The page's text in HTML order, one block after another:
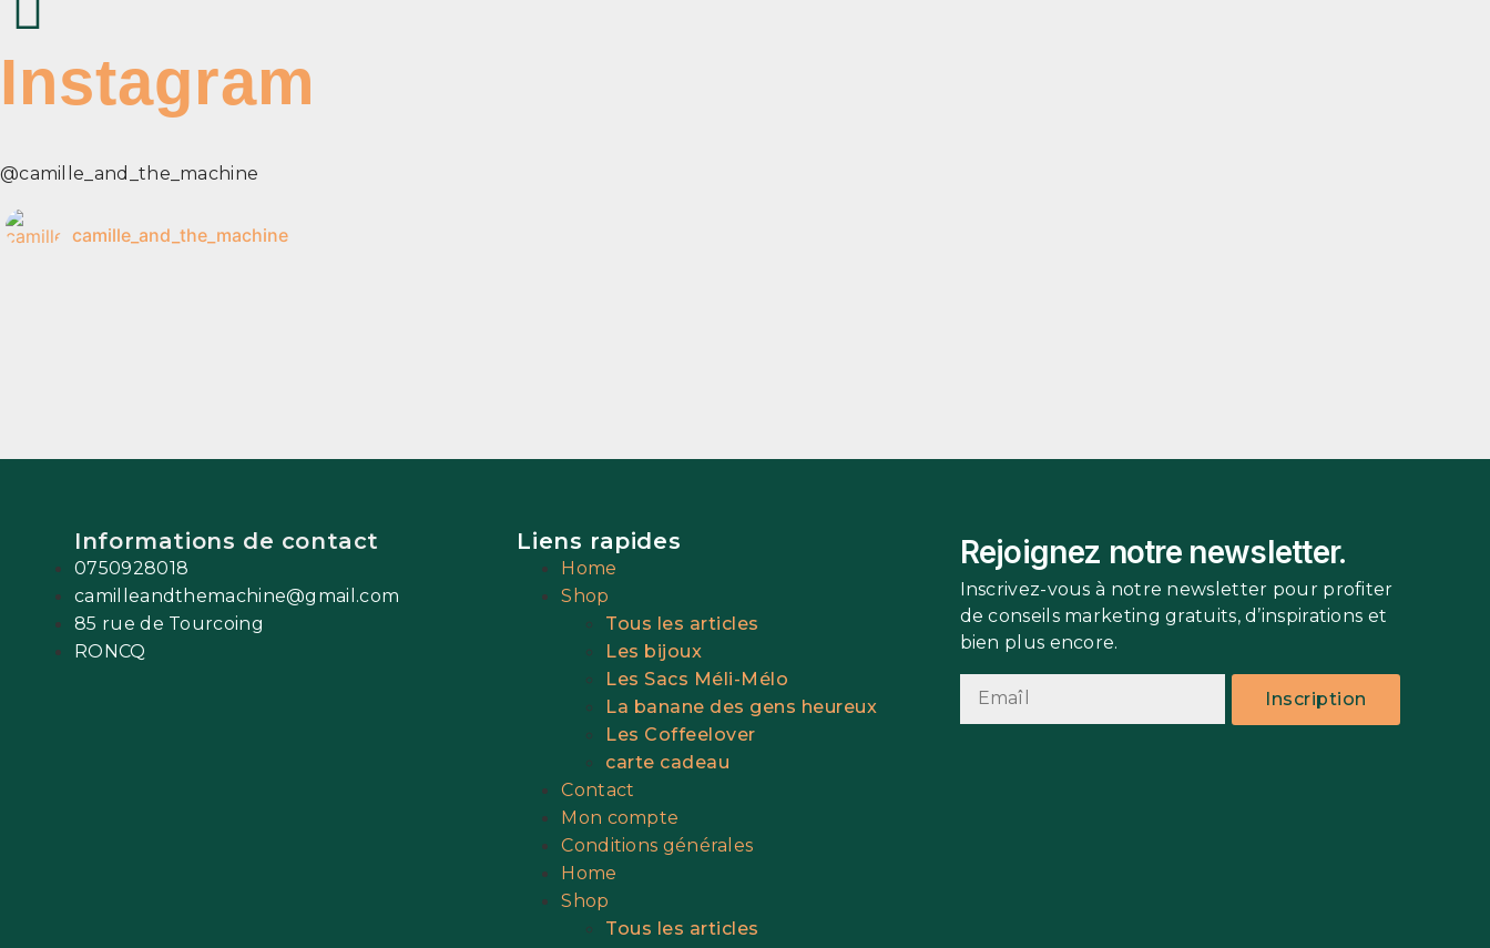
Instagram
@camille_and_the_machine
camille_and_the_machine
Informations de contact
0750928018
camilleandthemachine@gmail.com
85 rue de Tourcoing
RONCQ
Liens rapides
Home
Shop
Tous les articles
Les bijoux
Les Sacs Méli-Mélo
La banane des gens heureux
Les Coffeelover
carte cadeau
Contact
Mon compte
Conditions générales
Home
Shop
Tous les articles
Rejoignez notre newsletter.
Inscrivez-vous à notre newsletter pour profiter
de conseils marketing gratuits, d’inspirations et
bien plus encore.
Inscription